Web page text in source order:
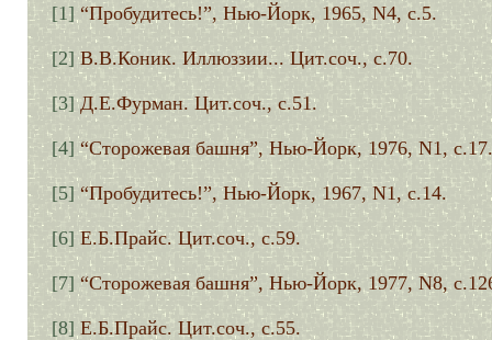
[1] “Пробудитесь!”, Нью-Йорк, 1965, N4, с.5.
[2] В.В.Коник. Иллюззии... Цит.соч., с.70.
[3]Д.Е.Фурман. Цит.соч., с.51.
[4] “Сторожевая башня”, Нью-Йорк, 1976, N1, с.17.
[5]“Пробудитесь!”, Нью-Йорк, 1967, N1, с.14.
[6] Е.Б.Прайс. Цит.соч., с.59.
[7] “Сторожевая башня”, Нью-Йорк, 1977, N8,
[8] Е.Б.Прайс. Цит.соч., с.55.